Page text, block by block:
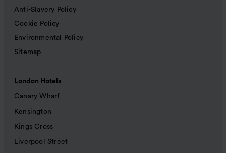
Anti-Slavery Policy
Cookie Policy
Environmental Policy
Sitemap
London Hotels
Canary Wharf
Kensington
Kings Cross
Liverpool Street